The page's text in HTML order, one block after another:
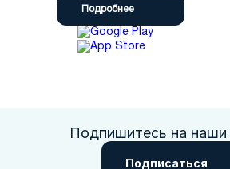
Подробнее
Подпишитесь на наши
Подписаться